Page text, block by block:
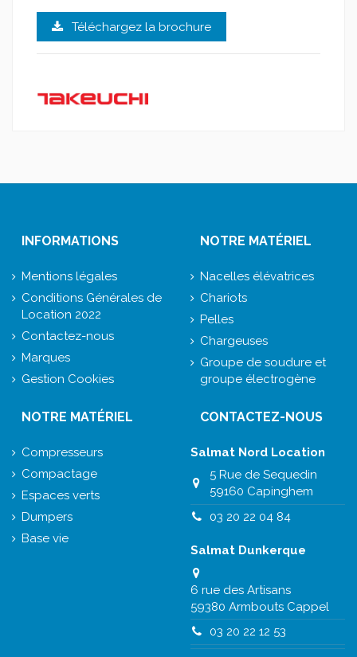
Téléchargez la brochure
INFORMATIONS
Mentions légales
Conditions Générales de
Location 2022
Contactez-nous
Marques
Gestion Cookies
NOTRE MATÉRIEL
Nacelles élévatrices
Chariots
Pelles
Chargeuses
Groupe de soudure et
groupe électrogène
NOTRE MATÉRIEL
Compresseurs
Compactage
Espaces verts
Dumpers
Base vie
CONTACTEZ-NOUS
Salmat Nord Location
5 Rue de Sequedin
59160 Capinghem
03 20 22 04 84
Salmat Dunkerque
6 rue des Artisans
59380 Armbouts Cappel
03 20 22 12 53